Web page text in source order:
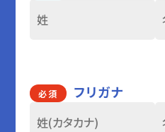
必須 フリガナ